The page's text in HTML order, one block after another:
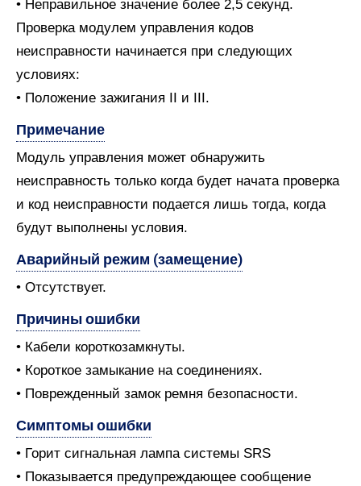
• Неправильное значение более 2,5 секунд.
Проверка модулем управления кодов
неисправности начинается при следующих
условиях:
• Положение зажигания II и III.
Примечание
Модуль управления может обнаружить
неисправность только когда будет начата проверка
и код неисправности подается лишь тогда, когда
будут выполнены условия.
Аварийный режим (замещение)
• Отсутствует.
Причины ошибки
• Кабели короткозамкнуты.
• Короткое замыкание на соединениях.
• Поврежденный замок ремня безопасности.
Симптомы ошибки
• Горит сигнальная лампа системы SRS
• Показывается предупреждающее сообщение